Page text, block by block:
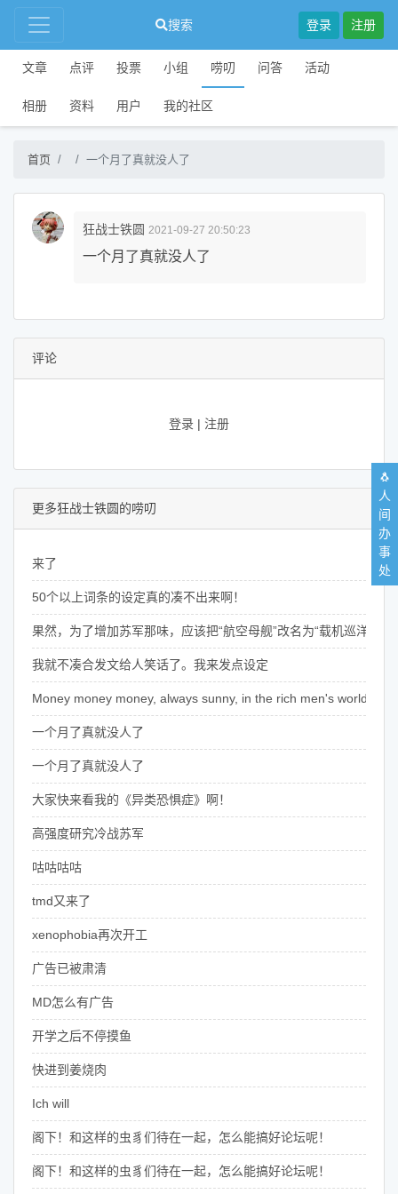
搜索 登录 注册
文章 点评 投票 小组 唠叨 问答 活动
相册 资料 用户 我的社区
首页 一个月了真就没人了
狂战士铁圆 2021-09-27 20:50:23
一个月了真就没人了
评论
登录 | 注册
更多狂战士铁圆的唠叨
来了
50个以上词条的设定真的凑不出来啊！
果然，为了增加苏军那味，应该把“航空母舰”改名为“载机巡洋舰”
我就不凑合发文给人笑话了。我来发点设定
Money money money, always sunny, in the rich men's world~
一个月了真就没人了
一个月了真就没人了
大家快来看我的《异类恐惧症》啊！
高强度研究冷战苏军
咕咕咕咕
tmd又来了
xenophobia再次开工
广告已被肃清
MD怎么有广告
开学之后不停摸鱼
快进到姜烧肉
Ich will
阁下！和这样的虫豸们待在一起，怎么能搞好论坛呢！
阁下！和这样的虫豸们待在一起，怎么能搞好论坛呢！
🐧
人
间
办
事
处